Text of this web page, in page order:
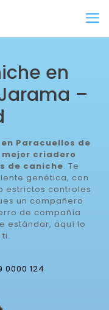
en
–
Paracuellos de
mejor criadero
de caniche. Te
genética, con
estrictos controles
un compañero
de compañía
estándar, aquí lo
124